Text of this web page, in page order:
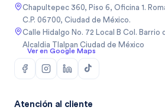
Chapultepec 360, Piso 6, Oficina 1.
C.P. 06700, Ciudad de México.
Calle Hidalgo No. 72 Local B Col. Barrio
Alcaldia Tlalpan Ciudad de México
Ver en Google Maps
Atención al cliente